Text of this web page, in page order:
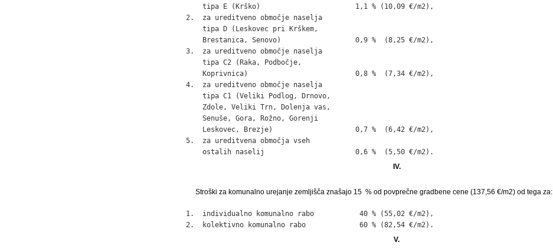
    tipa E (Krško)                       1,1 % (10,09 €/m2),
2.  za ureditveno območje naselja
    tipa D (Leskovec pri Krškem,
    Brestanica, Senovo)                  0,9 %  (8,25 €/m2),
3.  za ureditveno območje naselja
    tipa C2 (Raka, Podbočje,
    Koprivnica)                          0,8 %  (7,34 €/m2),
4.  za ureditveno območje naselja
    tipa C1 (Veliki Podlog, Drnovo,
    Zdole, Veliki Trn, Dolenja vas,
    Senuše, Gora, Rožno, Gorenji
    Leskovec, Brezje)                    0,7 %  (6,42 €/m2),
5.  za ureditvena območja vseh
    ostalih naselij                      0,6 %  (5,50 €/m2).
IV.
Stroški za komunalno urejanje zemljišča znašajo 15 % od povprečne gradbene cene (137,56 €/m2) od tega za:
1.  individualno komunalno rabo           40 % (55,02 €/m2),
2.  kolektivno komunalno rabo             60 % (82,54 €/m2).
V.